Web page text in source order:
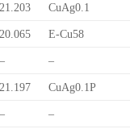
21.203 CuAg0.1
20.065 E-Cu58
– –
21.197 CuAg0.1P
– –